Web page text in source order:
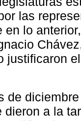
las
en lo
justificaron
de
dieron a la